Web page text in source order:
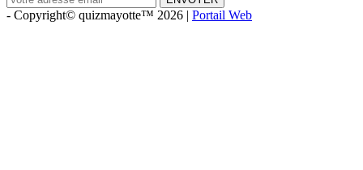
- Copyright© quizmayotte™ 2026 | Portail Web